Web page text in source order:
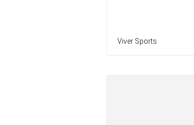
Viver Sports